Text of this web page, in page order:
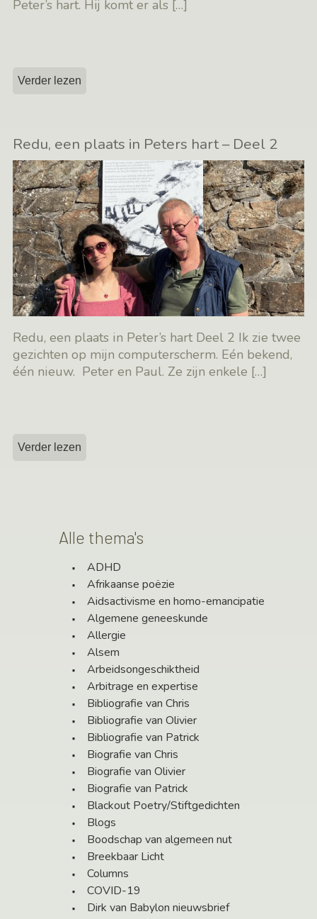
Peter’s hart. Hij komt er als […]
Verder lezen
Redu, een plaats in Peters hart – Deel 2
Redu, een plaats in Peter’s hart Deel 2 Ik zie twee
gezichten op mijn computerscherm. Eén bekend,
één nieuw. Peter en Paul. Ze zijn enkele […]
Verder lezen
Alle thema's
ADHD
Afrikaanse poëzie
Aidsactivisme en homo-emancipatie
Algemene geneeskunde
Allergie
Alsem
Arbeidsongeschiktheid
Arbitrage en expertise
Bibliografie van Chris
Bibliografie van Olivier
Bibliografie van Patrick
Biografie van Chris
Biografie van Olivier
Biografie van Patrick
Blackout Poetry/Stiftgedichten
Blogs
Boodschap van algemeen nut
Breekbaar Licht
Columns
COVID-19
Dirk van Babylon nieuwsbrief